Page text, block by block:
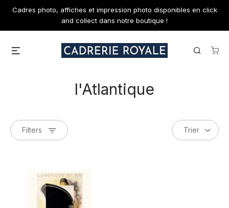
Skip
content
Cadres photo, affiches et impression photo disponibles en click
and collect dans notre boutique !
Search
l'Atlantique
Filters